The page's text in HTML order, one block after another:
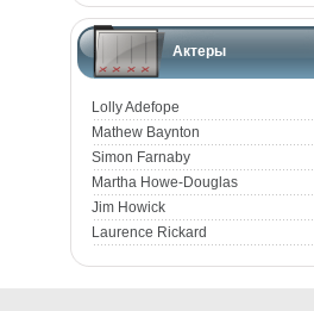
Актеры
Lolly Adefope
Mathew Baynton
Simon Farnaby
Martha Howe-Douglas
Jim Howick
Laurence Rickard